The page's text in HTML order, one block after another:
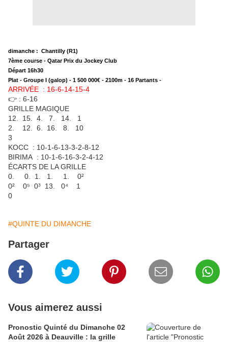
dimanche : Chantilly (R1)
7ème course - Qatar Prix du Jockey Club
Départ 16h30
Plat - Groupe I (galop) - 1 500 000€ - 2100m - 16 Partants -
ARRIVÉE : 16-6-14-15-4
👉 : 6-16
GRILLE MAGIQUE
12. 15. 4. 7. 14. 1
2. 12. 6. 16. 8. 10
3
KOCC : 10-1-6-13-3-2-8-12
BIRIMA : 10-1-6-16-3-2-4-12
ÉCARTS DE LA GRILLE
0. 0. 1. 1. 1. 0²
0² 0⁵ 0³ 13. 0⁴ 1
0
#QUINTE DU DIMANCHE
Partager
Vous aimerez aussi
Pronostic Quinté du Dimanche 02
Août 2026 à Deauville : la grille